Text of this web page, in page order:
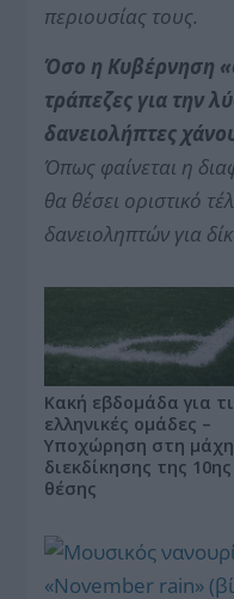
περιουσίας τους.
Όσο η Κυβέρνηση
τράπεζες για την
δανειολήπτες
Όπως φαίνεται η
θα θέσει οριστικό
δανειοληπτών για
Κακή εβδομάδα για
ελληνικές ομάδες –
Υποχώρηση στη μάχη
διεκδίκησης της 10ης
θέσης